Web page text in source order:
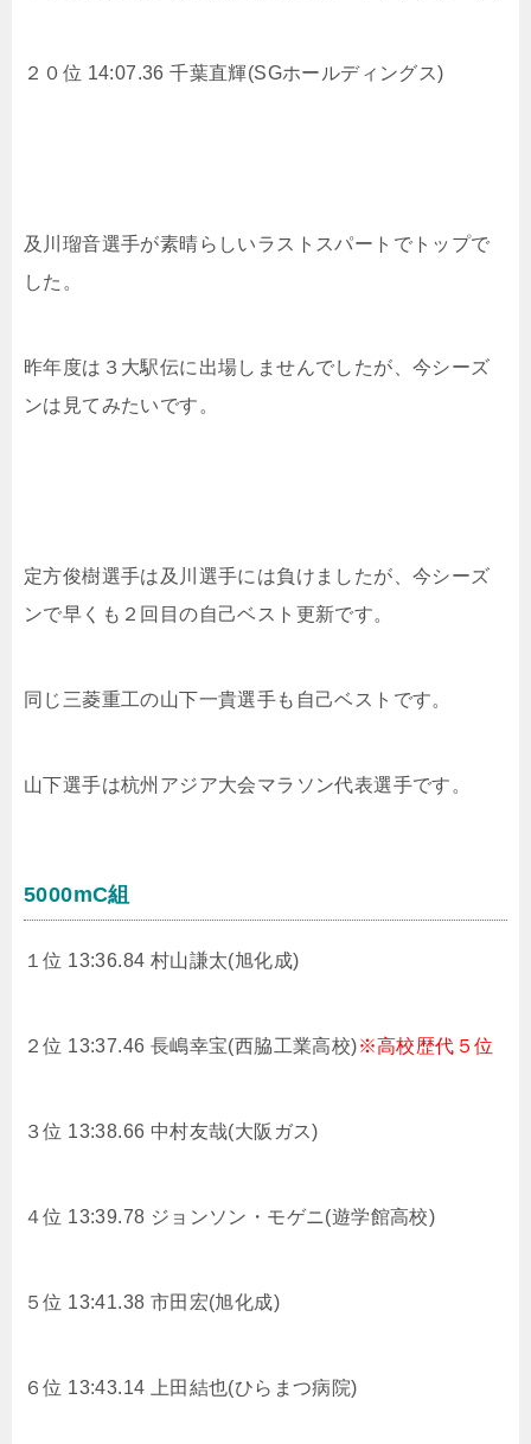
２０位 14:07.36千葉直輝(SGホールディングス)
及川瑠音選手が素晴らしいラストスパートでトップで
した。
昨年度は３大駅伝に出場しませんでしたが、今シーズ
ンは見てみたいです。
定方俊樹選手は及川選手には負けましたが、今シーズ
ンで早くも２回目の自己ベスト更新です。
同じ三菱重工の山下一貴選手も自己ベストです。
山下選手は杭州アジア大会マラソン代表選手です。
5000mC組
１位 13:36.84 村山謙太(旭化成)
２位 13:37.46 長嶋幸宝(西脇工業高校)※高校歴代５位
３位 13:38.66 中村友哉(大阪ガス)
４位 13:39.78 ジョンソン・モゲニ(遊学館高校)
５位 13:41.38 市田宏(旭化成)
６位 13:43.14 上田結也(ひらまつ病院)